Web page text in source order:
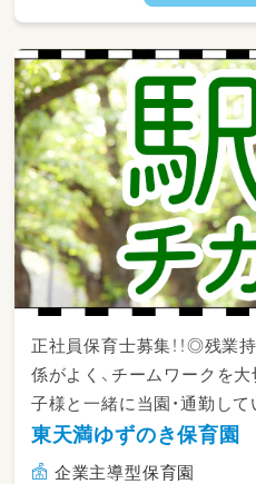
正社員保育士募集！！◎残
係がよく、チームワークを
子様と一緒に当園・通勤し
東天満ゆずのき保育園
企業主導型保育園